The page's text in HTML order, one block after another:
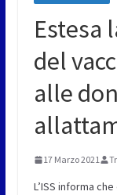
Estesa
del
alle
17 Marzo 2021
L’ISS informa